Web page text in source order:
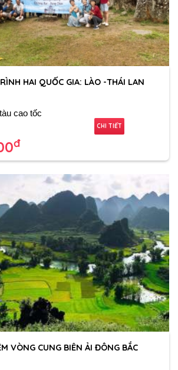
HAI QUỐC GIA: LÀO -THÁI LAN
cao tốc
đ
CHI TIẾT
VÒNG CUNG BIÊN ẢI ĐÔNG BẮC